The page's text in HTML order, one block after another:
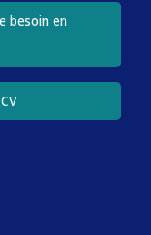
besoin en